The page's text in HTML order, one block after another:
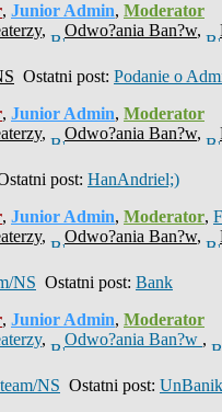
, Junior Admin, Moderator
, Odwo?ania Ban?w,
Ostatni post: Podanie o
, Junior Admin, Moderator
, Odwo?ania Ban?w,
post: HanAndriel;)
, Junior Admin, Moderator,
, Odwo?ania Ban?w,
NS Ostatni post: Bank
, Junior Admin, Moderator
, Odwo?ania Ban?w ,
NS Ostatni post: UnBanik